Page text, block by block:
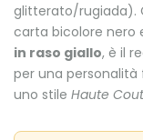
glitterato/rugiada).
carta bicolore nero
in raso giallo, è il
per una
uno stile Haute